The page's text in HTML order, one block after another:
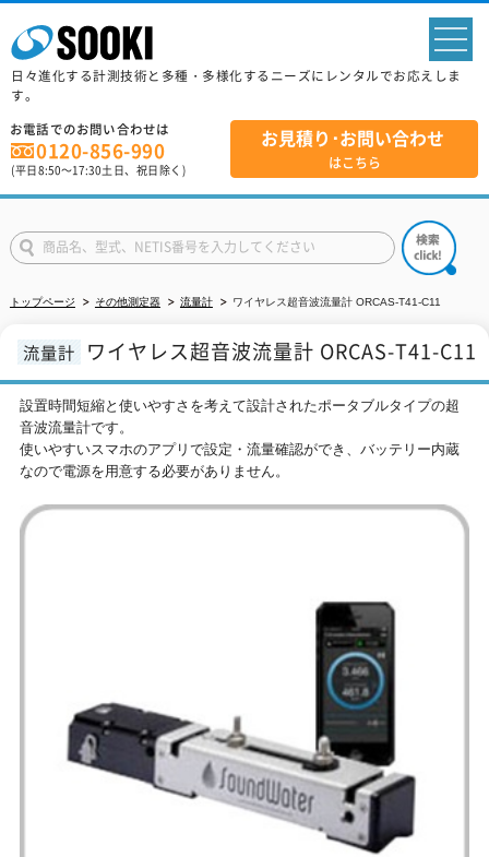
日々進化する計測技術と多種・多様化するニーズにレンタルでお応えしま
す。
お電話でのお問い合わせは
0120-856-990
(平日8:50～17:30土日、祝日除く)
お見積り･お問い合わせ
はこちら
トップページ その他測定器 流量計 ワイヤレス超音波流量計 ORCAS-T41-C11
流量計 ワイヤレス超音波流量計 ORCAS-T41-C11
設置時間短縮と使いやすさを考えて設計されたポータブルタイプの超
音波流量計です。
使いやすいスマホのアプリで設定・流量確認ができ、バッテリー内蔵
なので電源を用意する必要がありません。